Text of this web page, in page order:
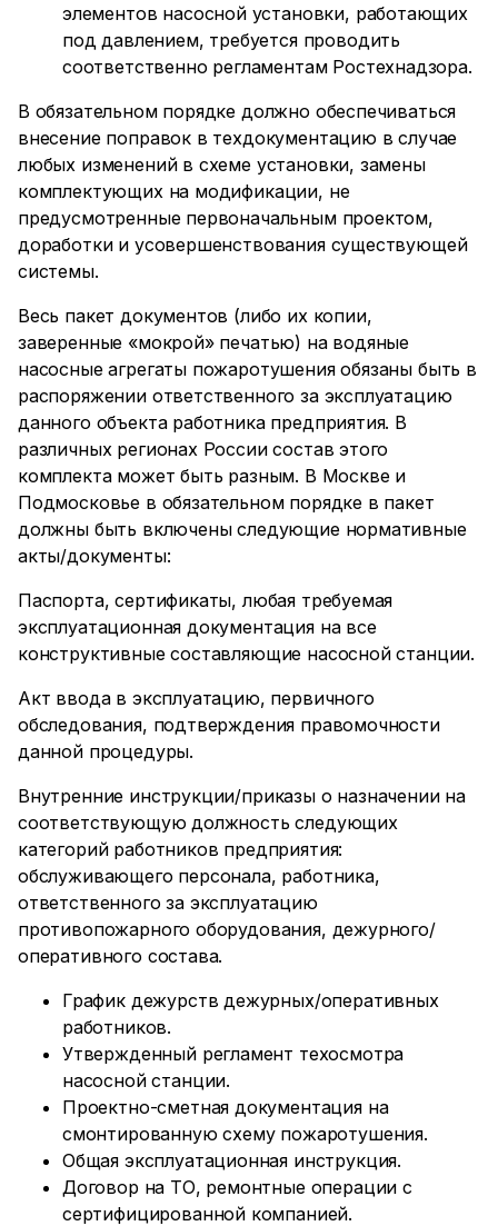
элементов насосной установки, работающих
под давлением, требуется проводить
соответственно регламентам Ростехнадзора.
В обязательном порядке должно обеспечиваться
внесение поправок в техдокументацию в случае
любых изменений в схеме установки, замены
комплектующих на модификации, не
предусмотренные первоначальным проектом,
доработки и усовершенствования существующей
системы.
Весь пакет документов (либо их копии,
заверенные «мокрой» печатью) на водяные
насосные агрегаты пожаротушения обязаны быть в
распоряжении ответственного за эксплуатацию
данного объекта работника предприятия. В
различных регионах России состав этого
комплекта может быть разным. В Москве и
Подмосковье в обязательном порядке в пакет
должны быть включены следующие нормативные
акты/документы:
Паспорта, сертификаты, любая требуемая
эксплуатационная документация на все
конструктивные составляющие насосной станции.
Акт ввода в эксплуатацию, первичного
обследования, подтверждения правомочности
данной процедуры.
Внутренние инструкции/приказы о назначении на
соответствующую должность следующих
категорий работников предприятия:
обслуживающего персонала, работника,
ответственного за эксплуатацию
противопожарного оборудования, дежурного/
оперативного состава.
График дежурств дежурных/оперативных
работников.
Утвержденный регламент техосмотра
насосной станции.
Проектно-сметная документация на
смонтированную схему пожаротушения.
Общая эксплуатационная инструкция.
Договор на ТО, ремонтные операции с
сертифицированной компанией.